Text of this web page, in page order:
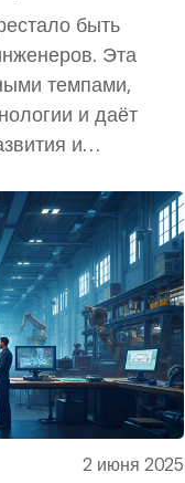
быть
Эта
темпами,
и даёт
и
настоящий
эту сферу
конкретные
родителям,
понять, с чего
инноваций.
2 июня 2025